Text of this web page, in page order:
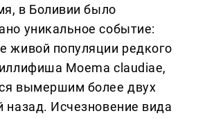
в Боливии было
уникальное событие:
живой популяции редкого
Moema claudiae,
вымершим более двух
назад. Исчезновение вида